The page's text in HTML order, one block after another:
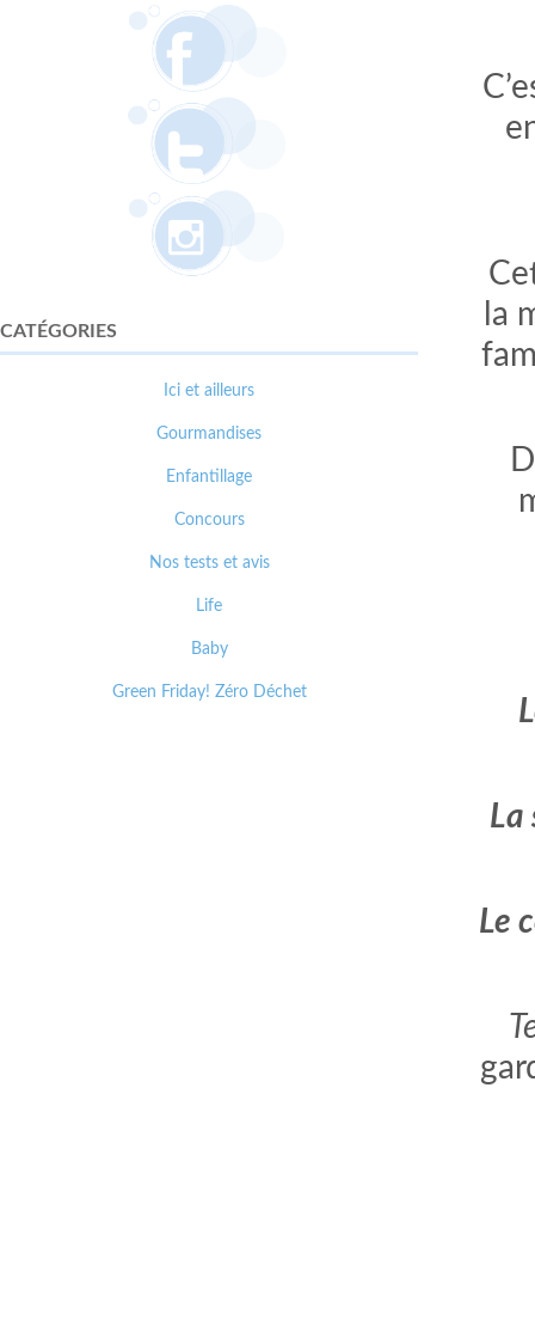
la
La
Le
CATÉGORIES
Ici et ailleurs
Gourmandises
Enfantillage
Concours
Nos tests et avis
Life
Baby
Green Friday! Zéro Déchet